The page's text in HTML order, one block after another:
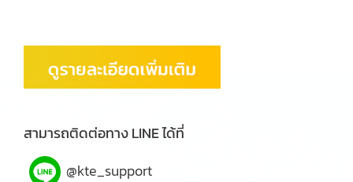
สามารถติดต่อทาง LINE ได้ที่
@kte_support